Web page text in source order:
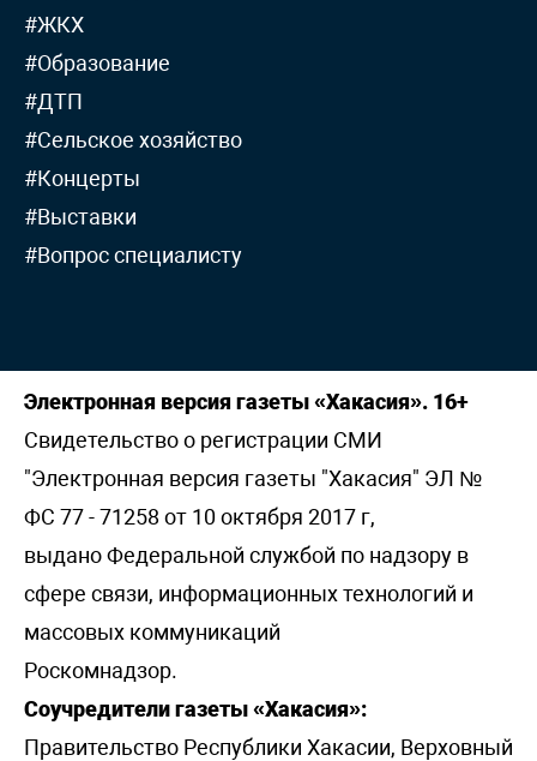
#ЖКХ
#Образование
#ДТП
#Сельское хозяйство
#Концерты
#Выставки
#Вопрос специалисту
Электронная версия газеты «Хакасия». 16+
Свидетельство о регистрации СМИ
"Электронная версия газеты "Хакасия" ЭЛ №
ФС 77 - 71258 от 10 октября 2017 г,
выдано Федеральной службой по надзору в
сфере связи, информационных технологий и
массовых коммуникаций
Роскомнадзор.
Соучредители газеты «Хакасия»:
Правительство Республики Хакасии, Верховный